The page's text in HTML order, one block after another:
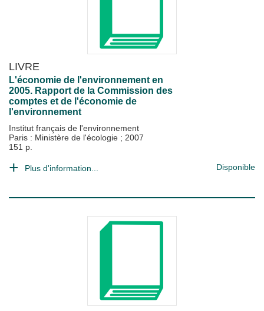
LIVRE
L'économie de l'environnement en
2005. Rapport de la Commission des
comptes et de l'économie de
l'environnement
Institut français de l'environnement
Paris : Ministère de l'écologie ; 2007
151 p.
Plus d'information... Disponible